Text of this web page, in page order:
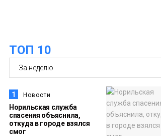
Спорт
14:30
Новости
Ленинский проспект
частично закроют в
связи с Днём
рождения «Башни»
ТОП 10
1 Новости
Норильская служба
спасения объяснила,
откуда в городе взялся
смог